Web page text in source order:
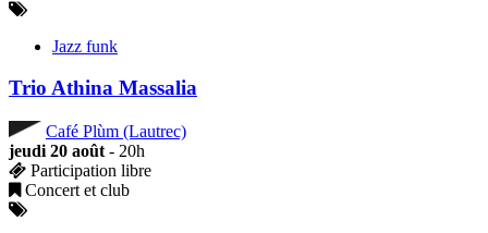
Jazz funk
Trio Athina Massalia
Café Plùm (Lautrec)
jeudi 20 août - 20h
Participation libre
Concert et club